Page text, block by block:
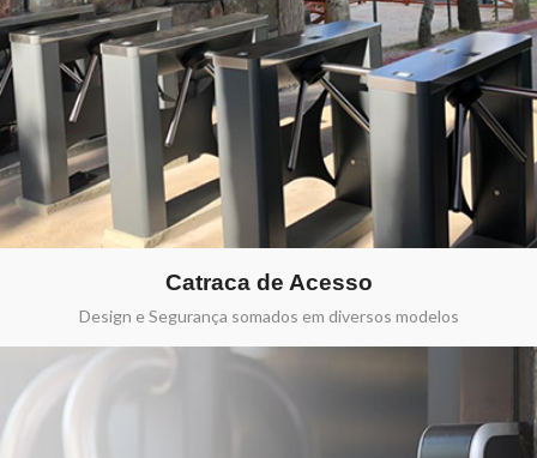
Catraca de Acesso
Design e Segurança somados em diversos modelos